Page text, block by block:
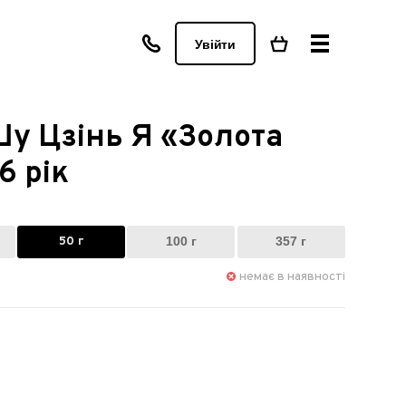
Увійти
Цзінь Я «Золота
рік
50 г 100 г 357 г
немає в наявності